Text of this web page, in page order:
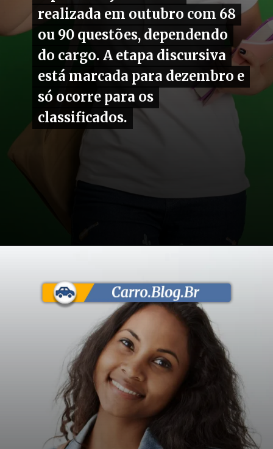
realizada em outubro com 68
ou 90 questões, dependendo
do cargo. A etapa discursiva
está marcada para dezembro e
só ocorre para os
classificados.
realizada em outubro com 68
ou 90 questões, dependendo
do cargo. A etapa discursiva
está marcada para dezembro e
só ocorre para os
classificados.